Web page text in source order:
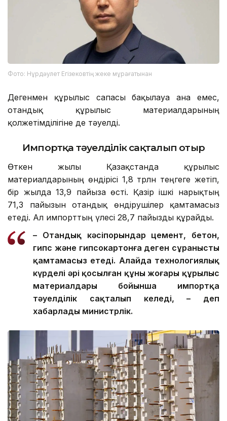
Фото: Нұрдәулет Егізековтің жеке мұрағатынан
Дегенмен құрылыс сапасы бақылауға ғана емес,
отандық құрылыс материалдарының
қолжетімділігіне де тәуелді.
Импортқа тәуелділік сақталып отыр
Өткен жылы Қазақстанда құрылыс
материалдарының өндірісі 1,8 трлн теңгеге жетіп,
бір жылда 13,9 пайызға өсті. Қазір ішкі нарықтың
71,3 пайызын отандық өндірушілер қамтамасыз
етеді. Ал импорттың үлесі 28,7 пайызды құрайды.
– Отандық кәсіпорындар цемент, бетон,
гипс және гипсокартонға деген сұранысты
қамтамасыз етеді. Алайда технологиялық
күрделі әрі қосылған құны жоғары құрылыс
материалдары бойынша импортқа
тәуелділік сақталып келеді, – деп
хабарлады министрлік.